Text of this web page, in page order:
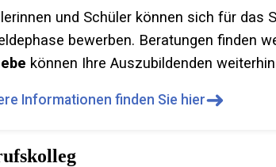
und Schüler können sich für das
bewerben. Beratungen finden
können Ihre Auszubildenden
Informationen finden Sie hier➜